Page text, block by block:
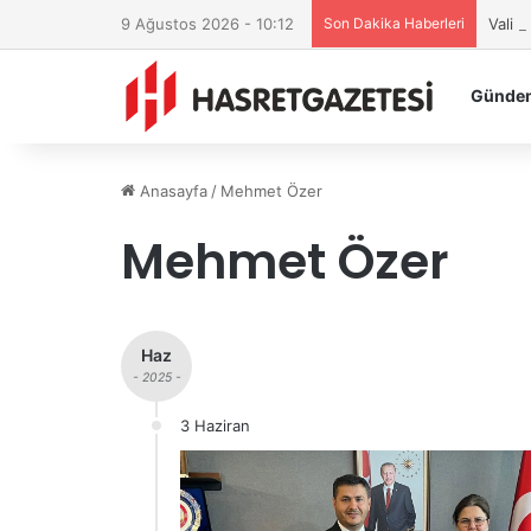
9 Ağustos 2026 - 10:12 Son Dakika Haberleri Vali
Anasayfa / Mehmet Özer
Mehmet Özer
Haz
- 2025 -
3 Haziran